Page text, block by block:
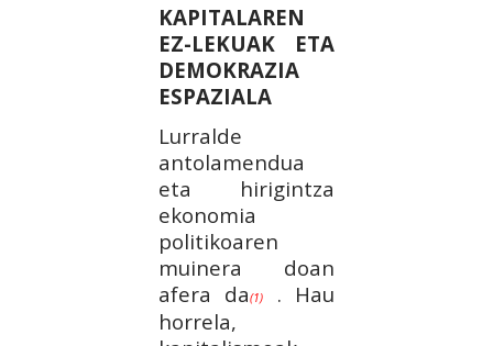
KAPITALAREN
EZ-LEKUAK ETA
DEMOKRAZIA
ESPAZIALA
Lurralde
antolamendua
eta hirigintza
ekonomia
politikoaren
muinera doan
afera da(1)
. Hau
horrela,